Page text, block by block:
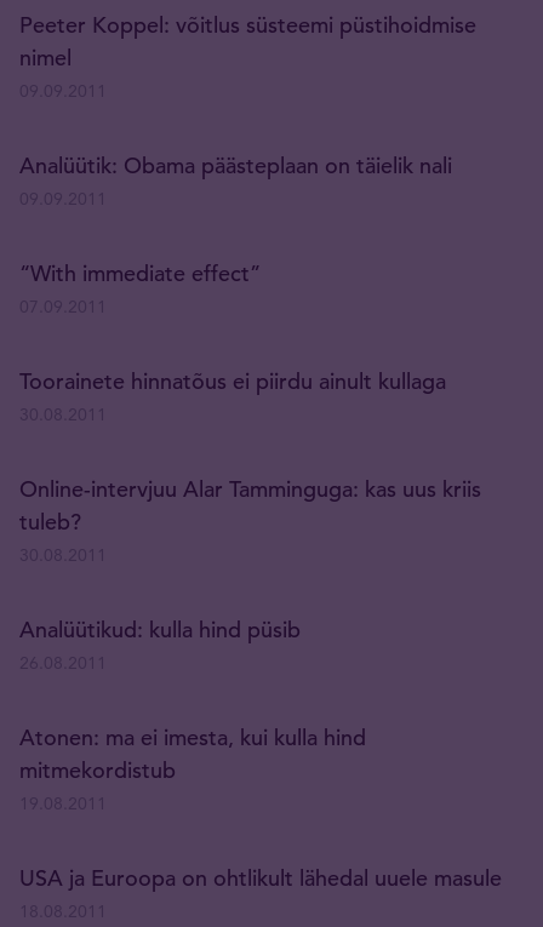
Peeter Koppel: võitlus süsteemi püstihoidmise
nimel
Analüütik: Obama päästeplaan on täielik nali
“With immediate effect”
Toorainete hinnatõus ei piirdu ainult kullaga
Online-intervjuu Alar Tamminguga: kas uus kriis
tuleb?
Analüütikud: kulla hind püsib
Atonen: ma ei imesta, kui kulla hind
mitmekordistub
USA ja Euroopa on ohtlikult lähedal uuele masule